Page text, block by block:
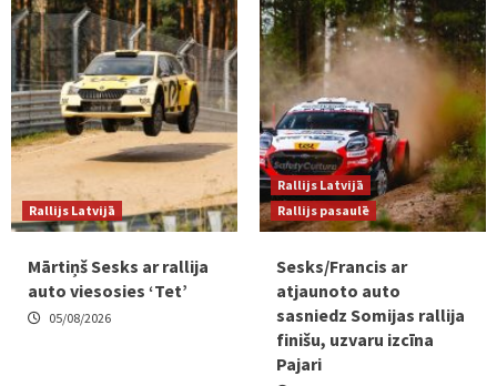
Rallijs Latvijā
Mārtiņš Sesks ar rallija
auto viesosies ‘Tet’
05/08/2026
Rallijs Latvijā
Rallijs pasaulē
Sesks/Francis ar
atjaunoto auto
sasniedz Somijas rallija
finišu, uzvaru izcīna
Pajari